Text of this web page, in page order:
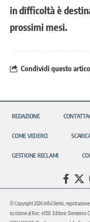
in difficoltà è
prossimi mesi.
Condividi questo
REDAZIONE
COME VEDERCI
GESTIONE RECLAMI
© Copyright 2026 InfoCilento, registrazione
Iscrizione al Roc: 41551. Editore: Domenico